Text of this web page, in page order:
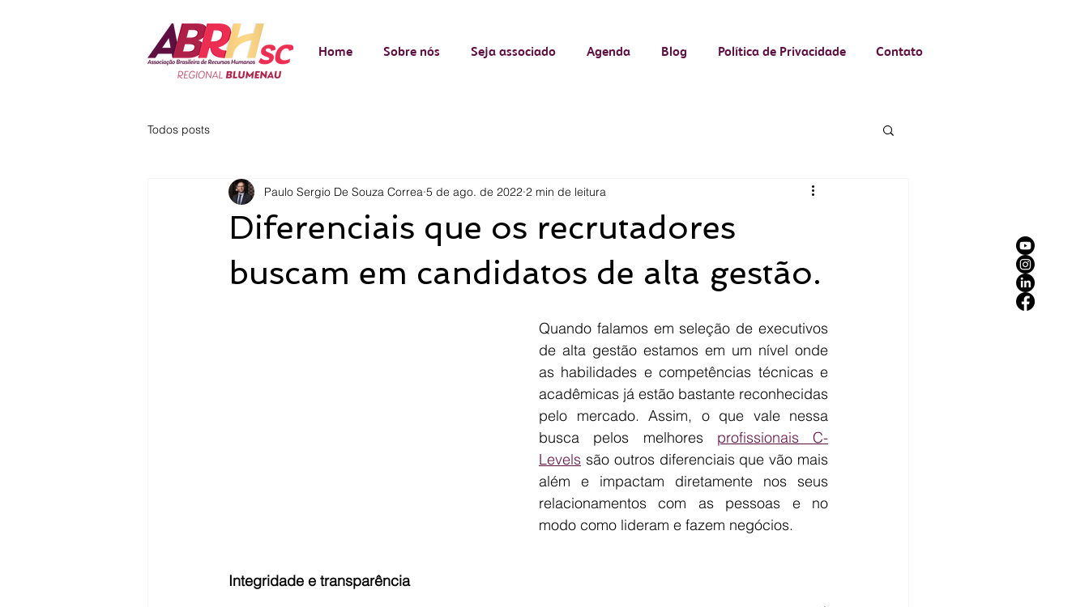
Home Sobre nós Seja associado Agenda Blog Política de Privacidade Contato
Todos posts
Diferenciais que os recrutadores
buscam em candidatos de alta gestão.
Paulo Sergio De Souza Correa 5 de ago. de 2022 2 min de leitura
Quando falamos em seleção de executivos
de alta gestão estamos em um nível onde
as habilidades e competências técnicas e
acadêmicas já estão bastante reconhecidas
pelo mercado. Assim, o que vale nessa
busca pelos melhores profissionais C-
Levels são outros diferenciais que vão mais
além e impactam diretamente nos seus
relacionamentos com as pessoas e no
modo como lideram e fazem negócios.
Integridade e transparência